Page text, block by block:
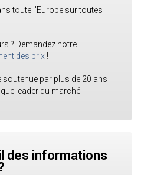
toute l'Europe sur toutes
? Demandez notre
des prix !
soutenue par plus de 20 ans
leader du marché
des informations